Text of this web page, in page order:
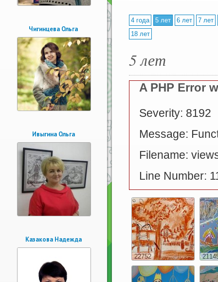
Чигинцева Ольга
Ивыгина Ольга
Казакова Надежда
4 года 5 лет 6 лет
7 лет
18 лет
5 лет
A PHP Error
Severity: 8192
Message:
Filename:
Line Number:
22752